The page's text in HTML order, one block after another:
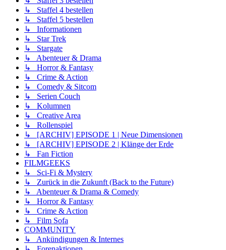
↳ Staffel 4 bestellen
↳ Staffel 5 bestellen
↳ Informationen
↳ Star Trek
↳ Stargate
↳ Abenteuer & Drama
↳ Horror & Fantasy
↳ Crime & Action
↳ Comedy & Sitcom
↳ Serien Couch
↳ Kolumnen
↳ Creative Area
↳ Rollenspiel
↳ [ARCHIV] EPISODE 1 | Neue Dimensionen
↳ [ARCHIV] EPISODE 2 | Klänge der Erde
↳ Fan Fiction
FILMGEEKS
↳ Sci-Fi & Mystery
↳ Zurück in die Zukunft (Back to the Future)
↳ Abenteuer & Drama & Comedy
↳ Horror & Fantasy
↳ Crime & Action
↳ Film Sofa
COMMUNITY
↳ Ankündigungen & Internes